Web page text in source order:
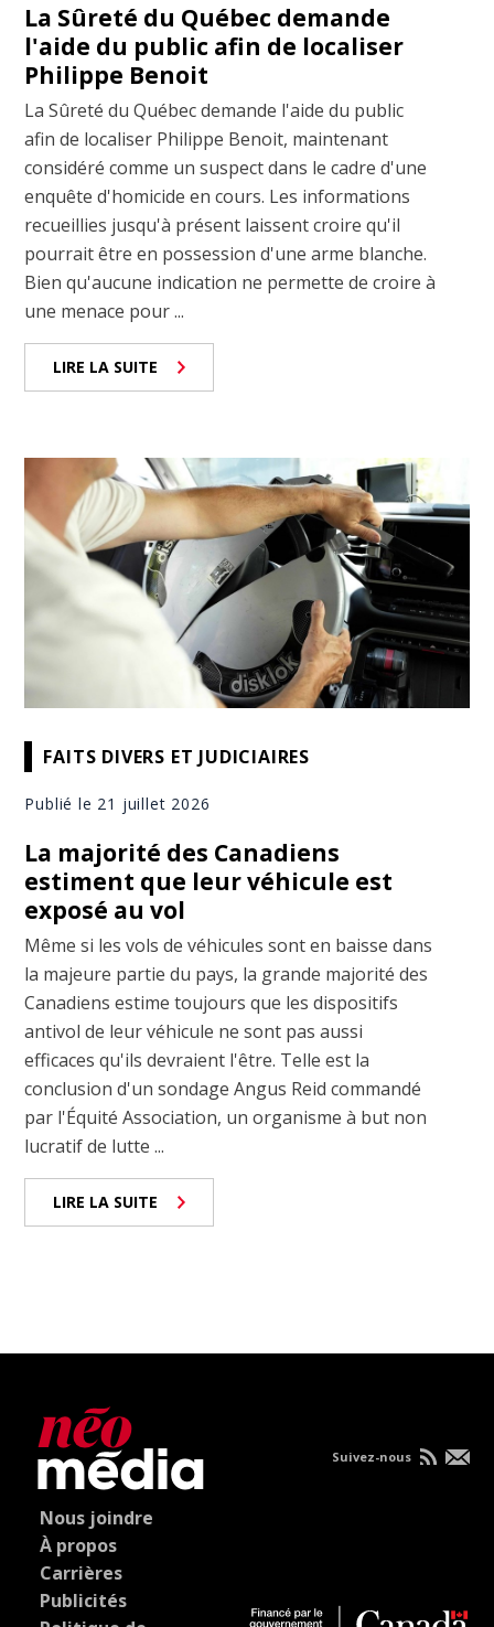
La Sûreté du Québec demande
l'aide du public afin de localiser
Philippe Benoit
La Sûreté du Québec demande l'aide du public
afin de localiser Philippe Benoit, maintenant
considéré comme un suspect dans le cadre d'une
enquête d'homicide en cours. Les informations
recueillies jusqu'à présent laissent croire qu'il
pourrait être en possession d'une arme blanche.
Bien qu'aucune indication ne permette de croire à
une menace pour ...
LIRE LA SUITE
FAITS DIVERS ET JUDICIAIRES
Publié le 21 juillet 2026
La majorité des Canadiens
estiment que leur véhicule est
exposé au vol
Même si les vols de véhicules sont en baisse dans
la majeure partie du pays, la grande majorité des
Canadiens estime toujours que les dispositifs
antivol de leur véhicule ne sont pas aussi
efficaces qu'ils devraient l'être. Telle est la
conclusion d'un sondage Angus Reid commandé
par l'Équité Association, un organisme à but non
lucratif de lutte ...
LIRE LA SUITE
Nous joindre
À propos
Carrières
Publicités
Suivez-nous